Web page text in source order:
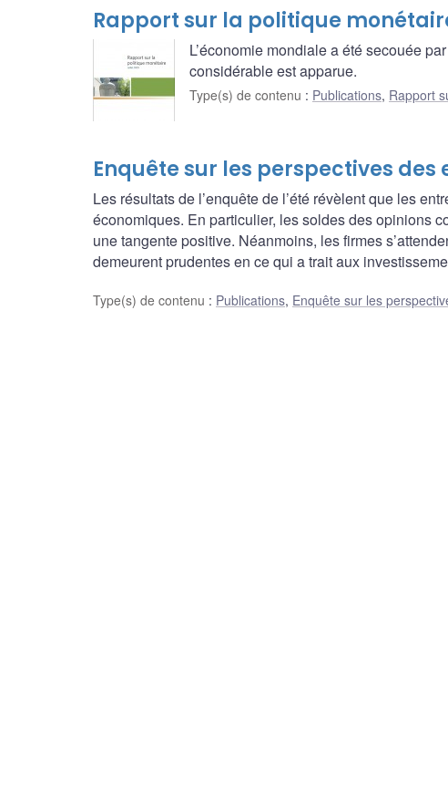
Rapport sur la politique
L’économie mondiale a été secouée
considérable est apparue.
Type(s) de contenu : Publications, Rapport
Enquête sur les perspectives des
Les résultats de l’enquête de l’été révèlent que les
économiques. En particulier, les soldes des opinions
une tangente positive. Néanmoins, les firmes
demeurent prudentes en ce qui a trait aux
Type(s) de contenu : Publications, Enquête sur les